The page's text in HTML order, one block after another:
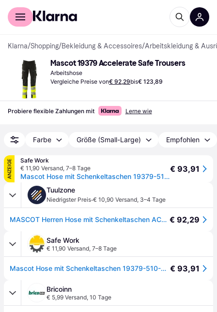
Für Shopper
Klarna/Shopping/Bekleidung & Accessoires/Arbeitskleidung &
Mascot 19379 Accelerate Safe Trousers
Arbeitshose
Vergleiche Preise von€ 92,29bis€ 123,89
Probiere flexible Zahlungen mit Lerne wie
Farbe Größe (Small-Large) Empfohlen
ANZEIGE
Safe Work
€ 11,90 Versand, 7–8 Tage
Mascot Hose mit Schenkeltaschen 19379-510-0917 Gr. 82C47 schwarz/hi-vis gelb
€ 93,91
Tuulzone
Niedrigster Preis·€ 10,90 Versand, 3–4 Tage
MASCOT Herren Hose mit Schenkeltaschen ACCELERATE SAFE Schwarz / Hi-vis Gelb 50 - 19379-510-0917-76C50 - Schwarz / Hi-vis Gelb € 92,29
Safe Work
€ 11,90 Versand, 7–8 Tage
Mascot Hose mit Schenkeltaschen 19379-510-0917 Gr. 76C46 schwarz/hi-vis gelb € 93,91
Bricoinn
€ 5,99 Versand, 10 Tage